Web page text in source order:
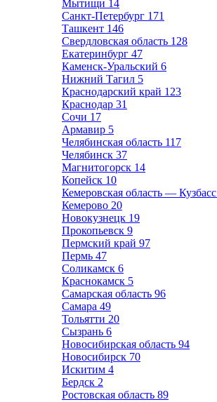
Мытищи 14
Санкт-Петербург 171
Ташкент 146
Свердловская область 128
Екатеринбург 47
Каменск-Уральский 6
Нижний Тагил 5
Краснодарский край 123
Краснодар 31
Сочи 17
Армавир 5
Челябинская область 117
Челябинск 37
Магнитогорск 14
Копейск 10
Кемеровская область — Кузбасс
Кемерово 20
Новокузнецк 19
Прокопьевск 9
Пермский край 97
Пермь 47
Соликамск 6
Краснокамск 5
Самарская область 96
Самара 49
Тольятти 20
Сызрань 6
Новосибирская область 94
Новосибирск 70
Искитим 4
Бердск 2
Ростовская область 89